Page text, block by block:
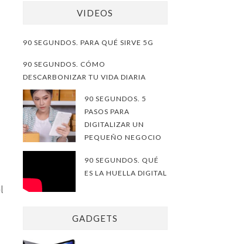
VIDEOS
90 SEGUNDOS. PARA QUÉ SIRVE 5G
90 SEGUNDOS. CÓMO
DESCARBONIZAR TU VIDA DIARIA
90 SEGUNDOS. 5
PASOS PARA
DIGITALIZAR UN
PEQUEÑO NEGOCIO
90 SEGUNDOS. QUÉ
ES LA HUELLA DIGITAL
GADGETS